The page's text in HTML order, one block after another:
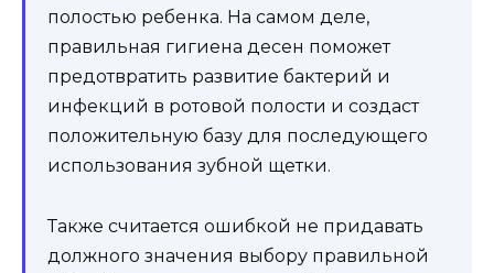
полостью ребенка. На самом деле,
правильная гигиена десен поможет
предотвратить развитие бактерий и
инфекций в ротовой полости и создаст
положительную базу для последующего
использования зубной щетки.
Также считается ошибкой не придавать
должного значения выбору правильной